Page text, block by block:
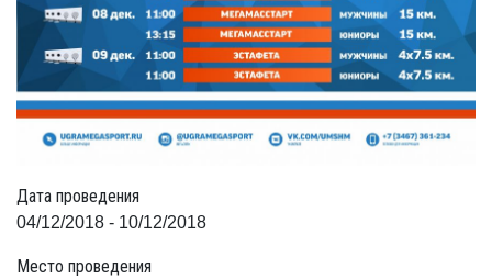
Дата проведения
04/12/2018 - 10/12/2018
Место проведения